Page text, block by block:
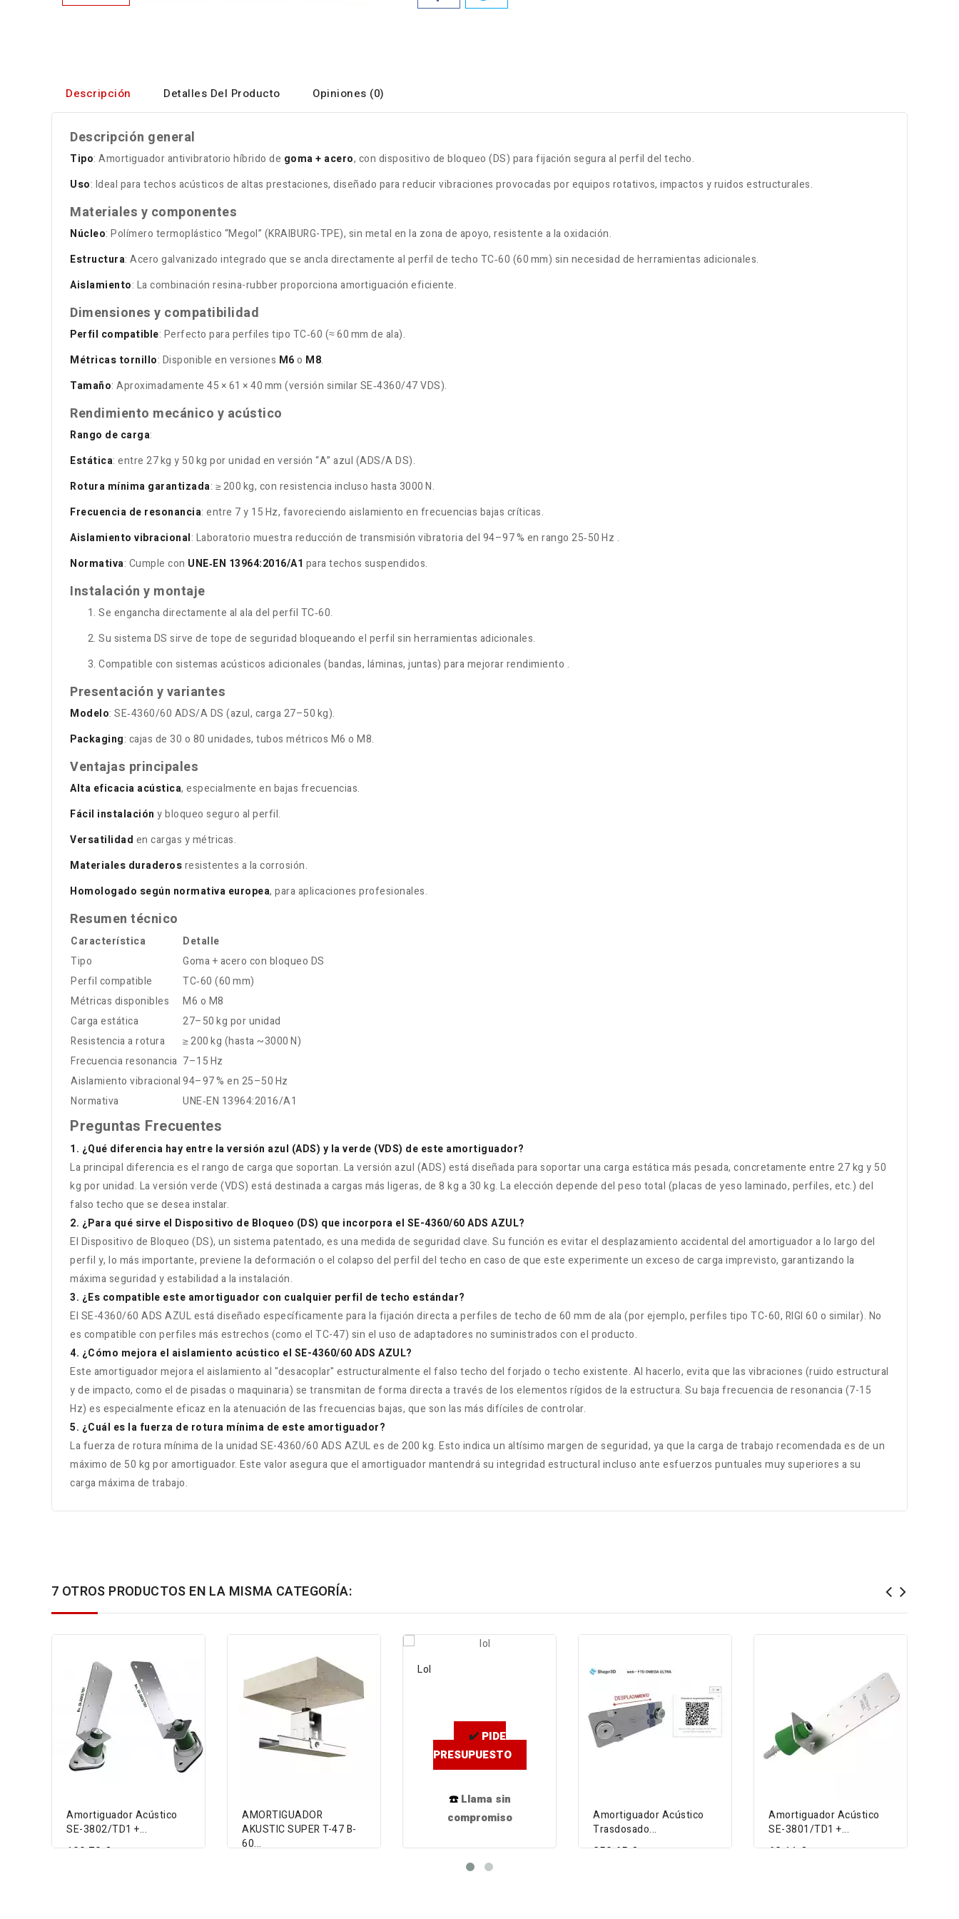
Descripción Detalles Del Producto Opiniones (0)
Descripción general
Tipo: Amortiguador antivibratorio híbrido de goma + acero, con dispositivo de bloqueo (DS) para fijación segura al perfil del techo.
Uso: Ideal para techos acústicos de altas prestaciones, diseñado para reducir vibraciones provocadas por equipos rotativos, impactos y ruidos estructurales.
Materiales y componentes
Núcleo: Polímero termoplástico “Megol” (KRAIBURG-TPE), sin metal en la zona de apoyo, resistente a la oxidación.
Estructura: Acero galvanizado integrado que se ancla directamente al perfil de techo TC‑60 (60 mm) sin necesidad de herramientas adicionales.
Aislamiento: La combinación resina-rubber proporciona amortiguación eficiente.
Dimensiones y compatibilidad
Perfil compatible: Perfecto para perfiles tipo TC‑60 (≈ 60 mm de ala).
Métricas tornillo: Disponible en versiones M6o M8.
Tamaño: Aproximadamente 45 × 61 × 40 mm (versión similar SE‑4360/47 VDS).
Rendimiento mecánico y acústico
Rango de carga:
Estática: entre 27 kg y 50 kg por unidad en versión “A” azul (ADS/A DS).
Rotura mínima garantizada: ≥ 200 kg, con resistencia incluso hasta 3000 N.
Frecuencia de resonancia: entre 7 y 15 Hz, favoreciendo aislamiento en frecuencias bajas críticas.
Aislamiento vibracional: Laboratorio muestra reducción de transmisión vibratoria del 94–97 % en rango 25‑50 Hz .
Normativa: Cumple con UNE‑EN 13964:2016/A1 para techos suspendidos.
Instalación y montaje
Se engancha directamente al ala del perfil TC‑60.
Su sistema DS sirve de tope de seguridad bloqueando el perfil sin herramientas adicionales.
Compatible con sistemas acústicos adicionales (bandas, láminas, juntas) para mejorar rendimiento .
Presentación y variantes
Modelo: SE‑4360/60 ADS/A DS (azul, carga 27–50 kg).
Packaging: cajas de 30 o 80 unidades, tubos métricos M6 o M8.
Ventajas principales
Alta eficacia acústica, especialmente en bajas frecuencias.
Fácil instalación y bloqueo seguro al perfil.
Versatilidad en cargas y métricas.
Materiales duraderosresistentes a la corrosión.
Homologado según normativa europea, para aplicaciones profesionales.
Resumen técnico
Característica
Detalle
Tipo
Goma + acero con bloqueo DS
Perfil compatible
TC‑60 (60 mm)
Métricas disponibles
M6 o M8
Carga estática
27–50 kg por unidad
Resistencia a rotura
≥ 200 kg (hasta ~3000 N)
Frecuencia resonancia 7–15 Hz
Aislamiento vibracional94–97 % en 25–50 Hz
Normativa
UNE‑EN 13964:2016/A1
Preguntas Frecuentes
1. ¿Qué diferencia hay entre la versión azul (ADS) y la verde (VDS) de este amortiguador?
La principal diferencia es el rango de carga que soportan. La versión azul (ADS) está diseñada para soportar una carga estática más pesada, concretamente entre 27 kg y 50
kg por unidad. La versión verde (VDS) está destinada a cargas más ligeras, de 8 kg a 30 kg. La elección depende del peso total (placas de yeso laminado, perfiles, etc.) del
falso techo que se desea instalar.
2. ¿Para qué sirve el Dispositivo de Bloqueo (DS) que incorpora el SE-4360/60 ADS AZUL?
El Dispositivo de Bloqueo (DS), un sistema patentado, es una medida de seguridad clave. Su función es evitar el desplazamiento accidental del amortiguador a lo largo del
perfil y, lo más importante, previene la deformación o el colapso del perfil del techo en caso de que este experimente un exceso de carga imprevisto, garantizando la
máxima seguridad y estabilidad a la instalación.
3. ¿Es compatible este amortiguador con cualquier perfil de techo estándar?
El SE-4360/60 ADS AZUL está diseñado específicamente para la fijación directa a perfiles de techo de 60 mm de ala (por ejemplo, perfiles tipo TC-60, RIGI 60 o similar). No
es compatible con perfiles más estrechos (como el TC-47) sin el uso de adaptadores no suministrados con el producto.
4. ¿Cómo mejora el aislamiento acústico el SE-4360/60 ADS AZUL?
Este amortiguador mejora el aislamiento al "desacoplar" estructuralmente el falso techo del forjado o techo existente. Al hacerlo, evita que las vibraciones (ruido estructural
y de impacto, como el de pisadas o maquinaria) se transmitan de forma directa a través de los elementos rígidos de la estructura. Su baja frecuencia de resonancia (7-15
Hz) es especialmente eficaz en la atenuación de las frecuencias bajas, que son las más difíciles de controlar.
5. ¿Cuál es la fuerza de rotura mínima de este amortiguador?
La fuerza de rotura mínima de la unidad SE-4360/60 ADS AZUL es de 200 kg. Esto indica un altísimo margen de seguridad, ya que la carga de trabajo recomendada es de un
máximo de 50 kg por amortiguador. Este valor asegura que el amortiguador mantendrá su integridad estructural incluso ante esfuerzos puntuales muy superiores a su
carga máxima de trabajo.
7 OTROS PRODUCTOS EN LA MISMA CATEGORÍA:
Amortiguador Acústico
SE-3802/TD1 +...
199,70 €
AMORTIGUADOR
AKUSTIC SUPER T-47 B-
60...
Lol
✔️ PIDE
PRESUPUESTO
☎️Llama sin
compromiso
VIEW DETAIL
Amortiguador Acústico
Trasdosado...
259,65 €
Amortiguador Acústico
SE-3801/TD1 +...
62,11 €